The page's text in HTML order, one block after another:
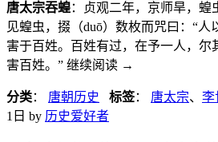
唐太宗吞蝗：贞观二年，京师旱，蝗
见蝗虫，掇（duō）数枚而咒曰：“人
害于百姓。百姓有过，在予一人，尔
害百姓。” 继续阅读 →
分类： 唐朝历史 标签： 唐太宗、 李
1日 by 历史爱好者